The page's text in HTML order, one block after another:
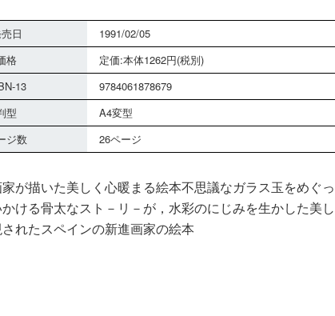
日
1991/02/05
格
定価:本体1262円(税別)
13
9784061878679
型
A4変型
ジ数
26ページ
が描いた美しく心暖まる絵本不思議なガラス玉をめぐ
ける骨太なスト－リ－が，水彩のにじみを生かした美
れたスペインの新進画家の絵本